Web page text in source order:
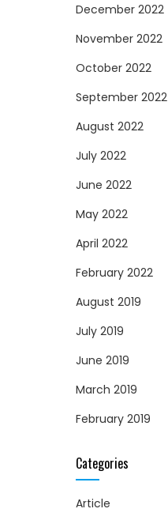
December 2022
November 2022
October 2022
September 2022
August 2022
July 2022
June 2022
May 2022
April 2022
February 2022
August 2019
July 2019
June 2019
March 2019
February 2019
Categories
Article